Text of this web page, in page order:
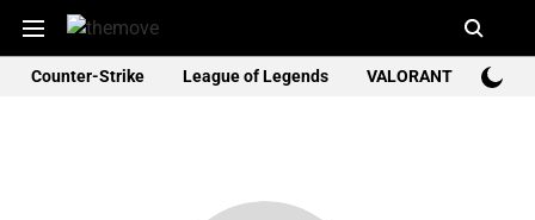
Counter-Strike League of Legends VALORANT